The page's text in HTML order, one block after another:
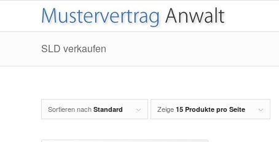
SLD verkaufen
Sortieren nach Standard Zeige 15 Produkte pro Seite